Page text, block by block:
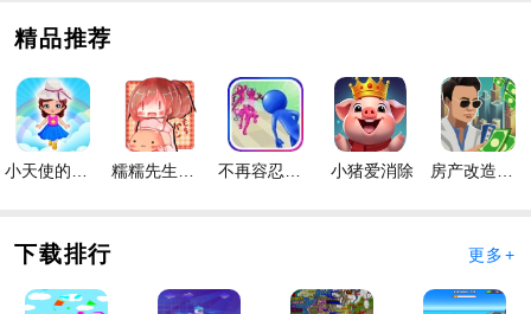
1、你可以选择多个不同的派别来挑战，你可以自由选择
2、有趣的风格会给你新的体验，快乐的挑战会让你感受
到最好的
冒险过程。
3、超多层次的战斗将给你带来新的乐趣，丰富的塔防战
1、轻松组合和阵容组合将是最强大的。不要放弃发起反
击的所有机会；
精品推荐
小天使的冒险手游 糯糯先生的面包店手游 不再容忍手游 小猪爱消除 房产改造王游戏手机版手游
下载排行 更多+